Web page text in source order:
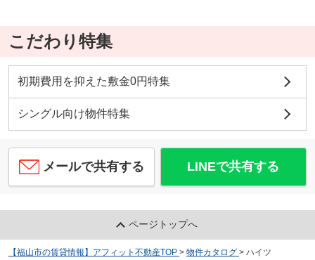
こだわり特集
初期費用を抑えた敷金0円特集
シングル向け物件特集
メールで共有する LINEで共有する
ページトップへ
【福山市の賃貸情報】アフィット不動産TOP > 物件カタログ > ハイツ